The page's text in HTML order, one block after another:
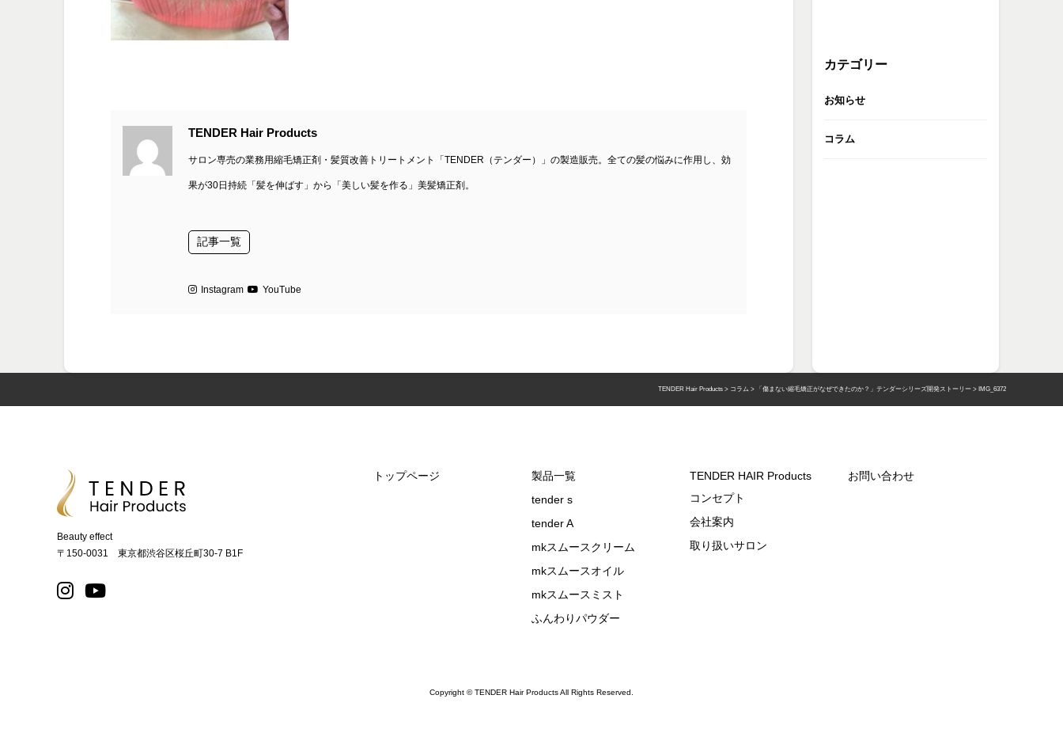
TENDER Hair Products
サロン専売の業務用縮毛矯正剤・髪質改善トリートメント「TENDER（テンダー）」の製造販売。全ての髪の悩みに作用し、効
果が30日持続「髪を伸ばす」から「美しい髪を作る」美髪矯正剤。
記事一覧
Instagram YouTube
カテゴリー
お知らせ
コラム
TENDER Hair Products > コラム > 「傷まない縮毛矯正がなぜできたのか？」テンダーシリーズ開発ストーリー > IMG_6372
Beauty effect
〒150-0031 東京都渋谷区桜丘町30-7 B1F
トップページ
製品一覧
tender s
tender A
mkスムースクリーム
mkスムースオイル
mkスムースミスト
ふんわりパウダー
TENDER HAIR Products
コンセプト
会社案内
取り扱いサロン
お問い合わせ
Copyright © TENDER Hair Products All Rights Reserved.